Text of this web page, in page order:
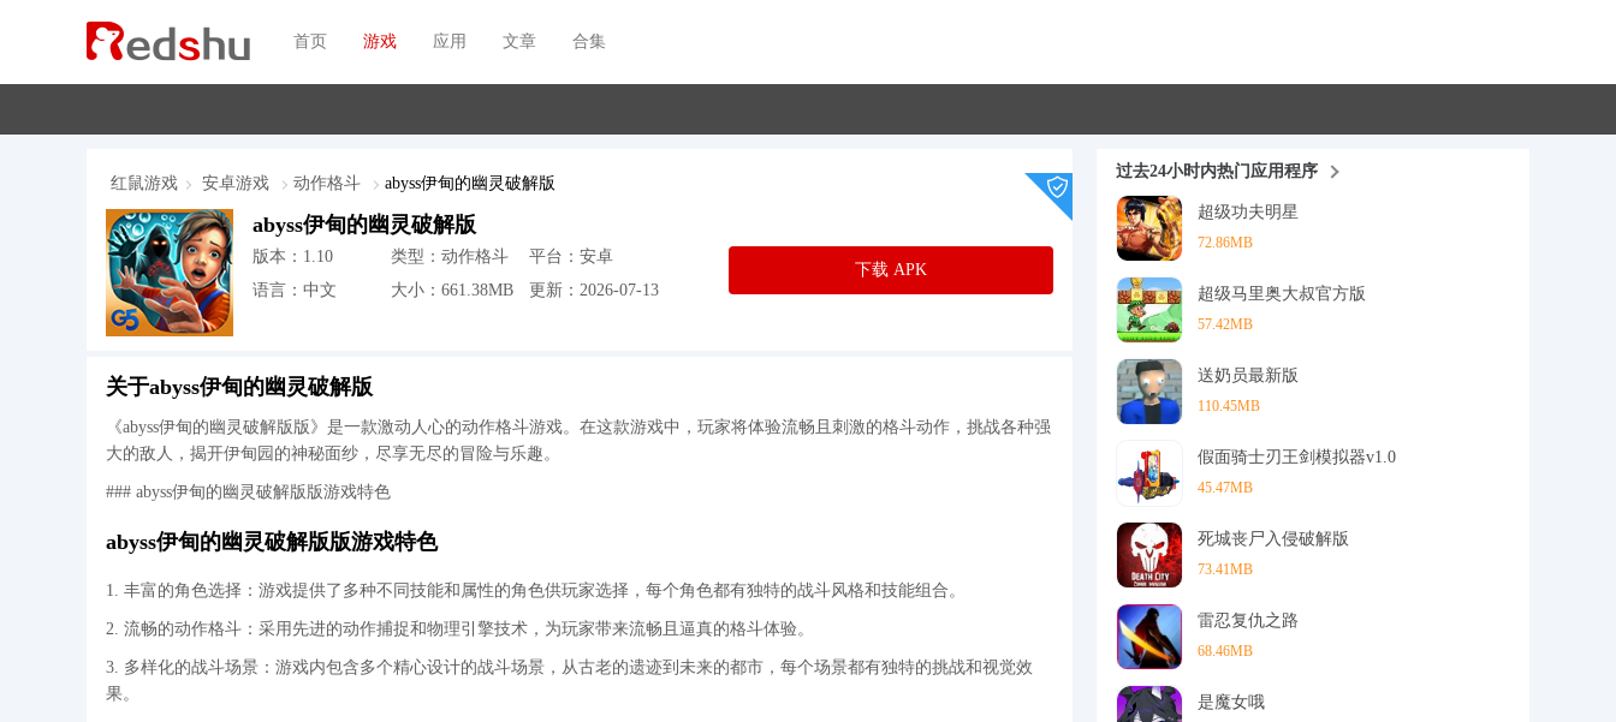
首页 游戏 应用 文章 合集
红鼠游戏 安卓游戏 动作格斗 abyss伊甸的幽灵破解版
abyss伊甸的幽灵破解版
版本：1.10 类型：动作格斗
平台：安卓
语言：中文
大小：661.38MB 更新：2026-07-13
下载 APK
关于abyss伊甸的幽灵破解版
《abyss伊甸的幽灵破解版版》是一款激动人心的动作格斗游戏。在这款游戏中，玩家将体验流畅且刺激的格斗动作，挑战各种强
大的敌人，揭开伊甸园的神秘面纱，尽享无尽的冒险与乐趣。
### abyss伊甸的幽灵破解版版游戏特色
abyss伊甸的幽灵破解版版游戏特色
1. 丰富的角色选择：游戏提供了多种不同技能和属性的角色供玩家选择，每个角色都有独特的战斗风格和技能组合。
2. 流畅的动作格斗：采用先进的动作捕捉和物理引擎技术，为玩家带来流畅且逼真的格斗体验。
3. 多样化的战斗场景：游戏内包含多个精心设计的战斗场景，从古老的遗迹到未来的都市，每个场景都有独特的挑战和视觉效
果。
过去24小时内热门应用程序
超级功夫明星
72.86MB
超级马里奥大叔官方版
57.42MB
送奶员最新版
110.45MB
假面骑士刃王剑模拟器v1.0
45.47MB
死城丧尸入侵破解版
73.41MB
雷忍复仇之路
68.46MB
是魔女哦